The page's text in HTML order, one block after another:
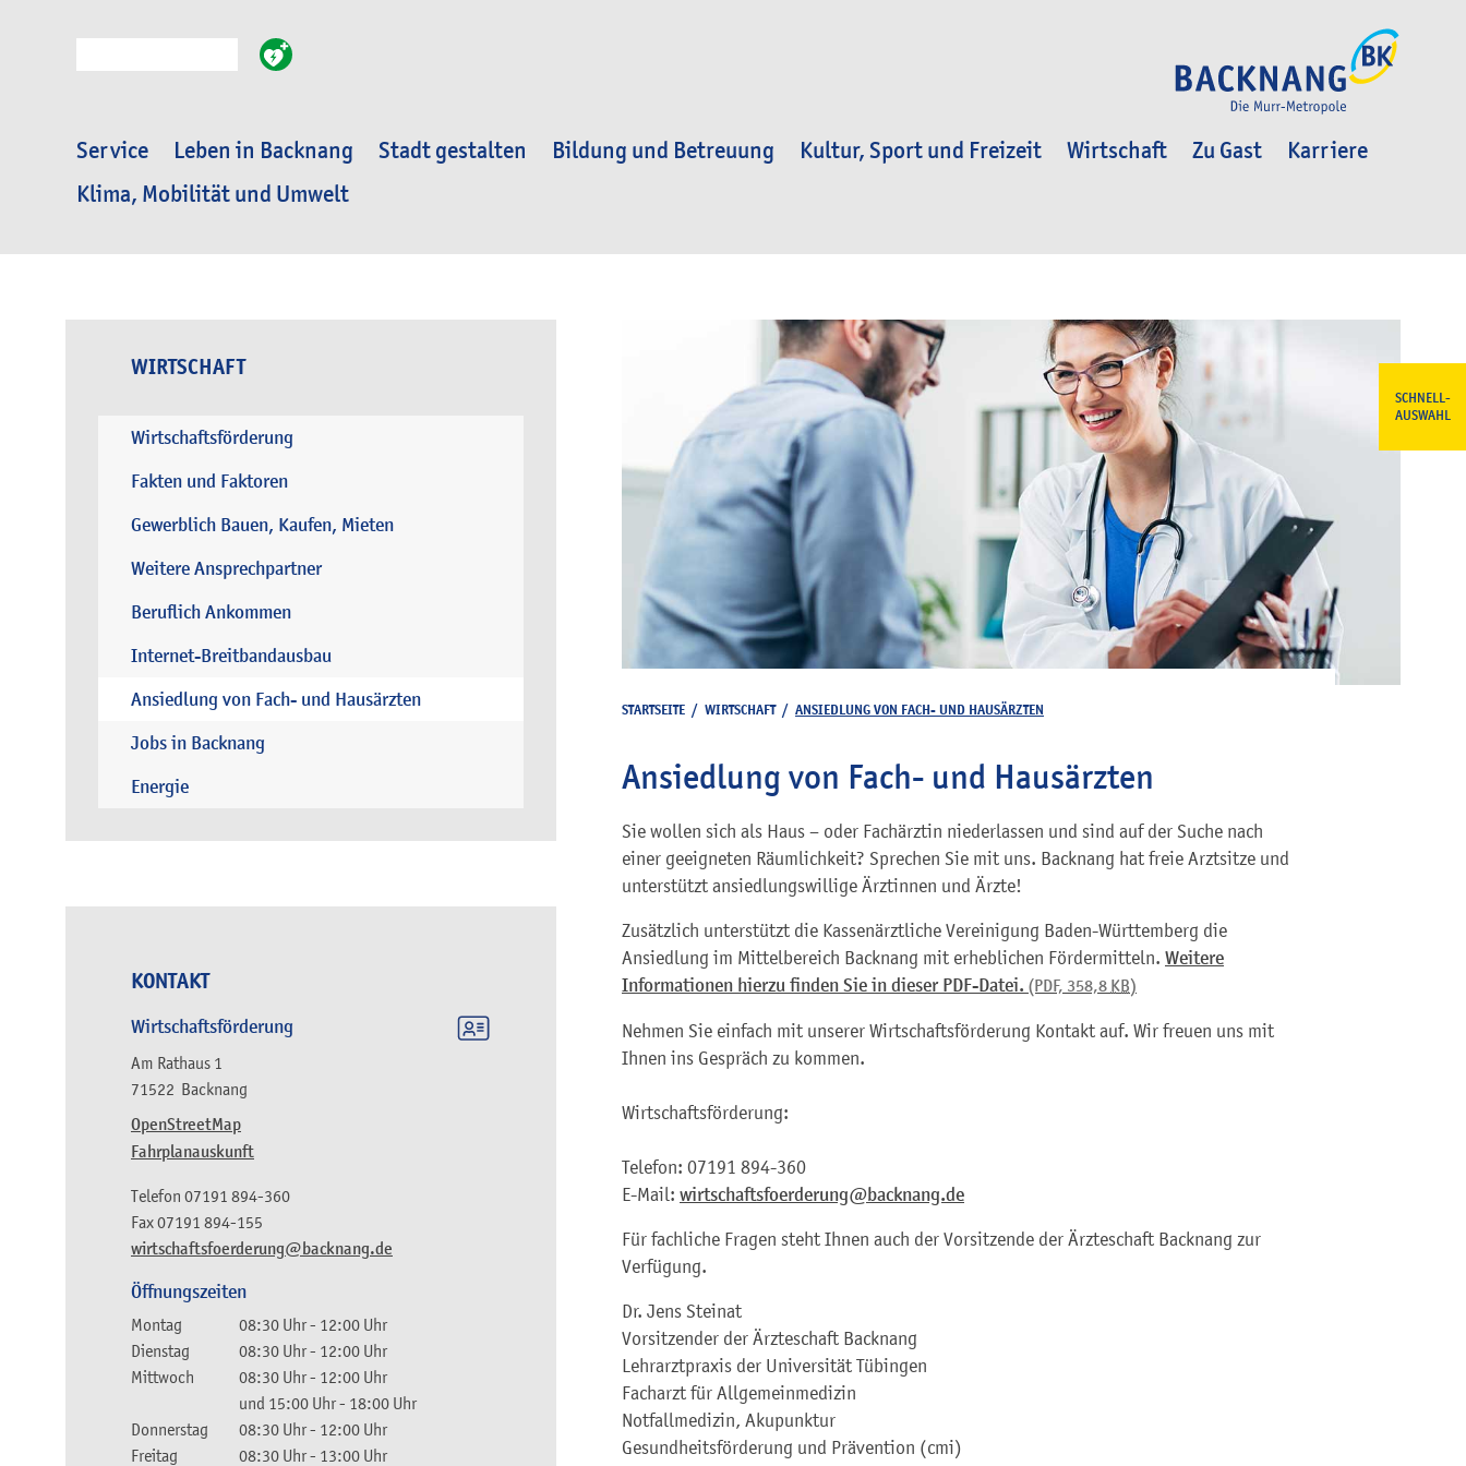
Service Leben in Backnang Stadt gestalten Bildung und Betreuung Kultur, Sport und Freizeit Wirtschaft Zu Gast
Karriere
Klima, Mobilität und Umwelt
SCHNELL-
AUSWAHL
WIRTSCHAFT
Wirtschaftsförderung
Fakten und Faktoren
Gewerblich Bauen, Kaufen, Mieten
Weitere Ansprechpartner
Beruflich Ankommen
Internet-Breitbandausbau
Ansiedlung von Fach- und Hausärzten
Jobs in Backnang
Energie
KONTAKT
Wirtschaftsförderung
Am Rathaus 1
71522 Backnang
OpenStreetMap
Fahrplanauskunft
wirtschaftsfoerderung@backnang.de
Telefon 07191 894-360
Fax07191 894-155
Öffnungszeiten
Montag 08:30 Uhr- 12:00 Uhr
Dienstag
08:30 Uhr- 12:00 Uhr
Mittwoch
08:30 Uhr- 12:00 Uhr
und 15:00 Uhr- 18:00 Uhr
Donnerstag
08:30 Uhr- 12:00 Uhr
Freitag
08:30 Uhr- 13:00 Uhr
STARTSEITE / WIRTSCHAFT/ ANSIEDLUNG VON FACH- UND HAUSÄRZTEN
Ansiedlung von Fach- und Hausärzten
Sie wollen sich als Haus – oder Fachärztin niederlassen und sind auf der Suche nach
einer geeigneten Räumlichkeit? Sprechen Sie mit uns. Backnang hat freie Arztsitze und
unterstützt ansiedlungswillige Ärztinnen und Ärzte!
Zusätzlich unterstützt die Kassenärztliche Vereinigung Baden-Württemberg die
Ansiedlung im Mittelbereich Backnang mit erheblichen Fördermitteln. Weitere
Informationen hierzu finden Sie in dieser PDF-Datei. (PDF, 358,8KB)
Nehmen Sie einfach mit unserer Wirtschaftsförderung Kontakt auf. Wir freuen uns mit
Ihnen ins Gespräch zu kommen.
Wirtschaftsförderung:
Telefon: 07191 894-360
E-Mail: wirtschaftsfoerderung@backnang.de
Für fachliche Fragen steht Ihnen auch der Vorsitzende der Ärzteschaft Backnang zur
Verfügung.
Dr. Jens Steinat
Vorsitzender der Ärzteschaft Backnang
Lehrarztpraxis der Universität Tübingen
Facharzt für Allgemeinmedizin
Notfallmedizin, Akupunktur
Gesundheitsförderung und Prävention (cmi)